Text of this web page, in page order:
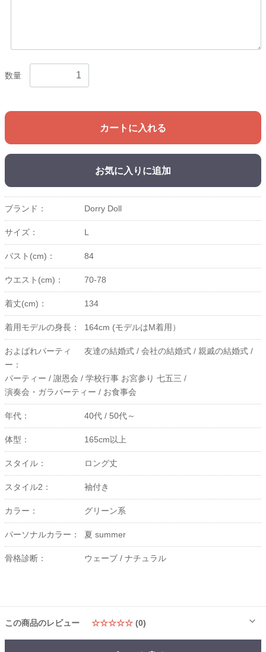
数量
カートに入れる
お気に入りに追加
ブランド： Dorry Doll
サイズ： L
バスト(cm)： 84
ウエスト(cm)： 70-78
着丈(cm)： 134
着用モデルの身長： 164cm (モデルはM着用）
およばれパーティ
ー：
友達の結婚式 / 会社の結婚式 / 親戚の結婚式 /
パーティー / 謝恩会 / 学校行事 お宮参り 七五三 /
演奏会・ガラパーティー / お食事会
年代： 40代 / 50代～
体型： 165cm以上
スタイル： ロング丈
スタイル2： 袖付き
カラー： グリーン系
パーソナルカラー： 夏 summer
骨格診断： ウェーブ / ナチュラル
この商品のレビュー ☆☆☆☆☆ (0)